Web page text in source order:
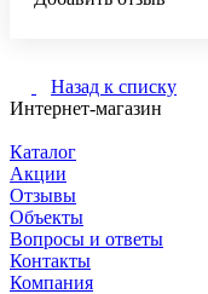
Назад к списку
Интернет-магазин
Каталог
Акции
Отзывы
Объекты
Вопросы и ответы
Контакты
Компания